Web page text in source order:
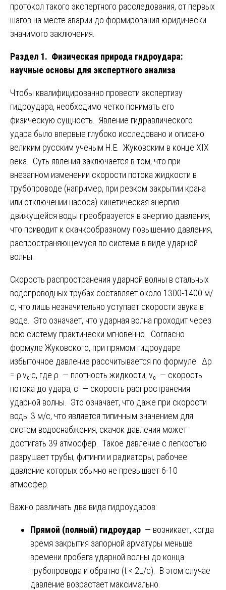
протокол такого экспертного расследования, от первых
шагов на месте аварии до формирования юридически
значимого заключения.
Раздел 1. Физическая природа гидроудара:
научные основы для экспертного анализа
Чтобы квалифицированно провести экспертизу
гидроудара, необходимо четко понимать его
физическую сущность. Явление гидравлического
удара было впервые глубоко исследовано и описано
великим русским ученым Н.Е. Жуковским в конце XIX
века. Суть явления заключается в том, что при
внезапном изменении скорости потока жидкости в
трубопроводе (например, при резком закрытии крана
или отключении насоса) кинетическая энергия
движущейся воды преобразуется в энергию давления,
что приводит к скачкообразному повышению давления,
распространяющемуся по системе в виде ударной
волны.
Скорость распространения ударной волны в стальных
водопроводных трубах составляет около 1300-1400 м/
с, что лишь незначительно уступает скорости звука в
воде. Это означает, что ударная волна проходит через
всю систему практически мгновенно. Согласно
формуле Жуковского, при прямом гидроударе
избыточное давление рассчитывается по формуле: Δp
= ρ·v₀·c, где ρ — плотность жидкости, v₀ — скорость
потока до удара, c — скорость распространения
ударной волны. Это означает, что даже при скорости
воды 3 м/с, что является типичным значением для
систем водоснабжения, скачок давления может
достигать 39 атмосфер. Такое давление с легкостью
разрушает трубы, фитинги и радиаторы, рабочее
давление которых обычно не превышает 6-10
атмосфер.
Важно различать два вида гидроударов:
Прямой (полный) гидроудар — возникает, когда
время закрытия запорной арматуры меньше
времени пробега ударной волны до конца
трубопровода и обратно (t < 2L/c). В этом случае
давление возрастает максимально.